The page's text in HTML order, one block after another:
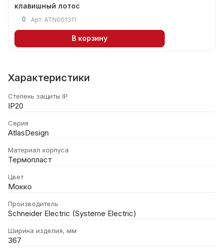
клавишный лотос
0 Арт. ATN001311
В корзину
Характеристики
Степень защиты IP
IP20
Серия
AtlasDesign
Материал корпуса
Термопласт
Цвет
Мокко
Производитель
Schneider Electric (Systeme Electric)
Ширина изделия, мм
367